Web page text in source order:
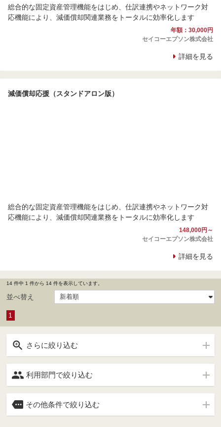
総合的な固定資産管理機能をはじめ、仕訳連携やネットワーク対
応機能により、減価償却関連業務をトータルに効率化します
年額：30,000円
セイコーエプソン株式会社
詳細を見る
減価償却応援（スタンドアロン版）
総合的な固定資産管理機能をはじめ、仕訳連携やネットワーク対
応機能により、減価償却関連業務をトータルに効率化します
148,000円～
セイコーエプソン株式会社
詳細を見る
14 件中 1 件から 14 件を表示しています。
並べ替え
1
 さらに絞り込む
 利用部門で絞り込む
 その他条件で絞り込む